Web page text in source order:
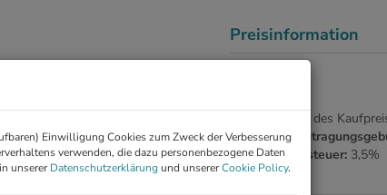
Preisinformation
3% des
Grunderwerbsteuer: 3,5%
Einwilligung Cookies zum Zweck der Verbesserung
verwenden, die dazu personenbezogene Daten
unsererDatenschutzerklärungund unsererCookie Policy.